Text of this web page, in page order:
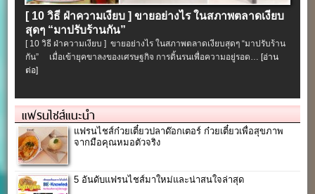
[ 10 วิธี ฝ่าความเงียบ ] ขายอย่างไร ในสภาพตลาดเงียบ
สุดๆ “มาปรับร้านกัน”
[ 10 วิธี ฝ่าความเงียบ ] ขายอย่างไร ในสภาพตลาดเงียบสุดๆ “มาปรับร้าน
กัน” เมื่อเข้ายุคขาลงของเศรษฐกิจ การดิ้นรนเพื่อความอยู่รอด…[อ่าน
ต่อ]
แฟรนไชส์แนะนำ
แฟรนไชส์ก๋วยเตี๋ยวปลาด๊อกเตอร์ ก๋วยเตี๋ยวเพื่อสุขภาพ
จากมือคุณหมอตัวจริง
5 อันดับแฟรนไชส์มาใหม่และน่าสนใจล่าสุด